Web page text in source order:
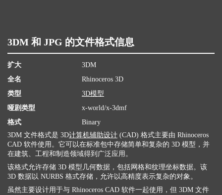
3DM 和 JPG 的文件格式信息
扩大
3DM
全名
Rhinoceros 3D
类型
3D模型
哑剧类型
x-world/x-3dmf
格式
Binary
3DM 文件格式是 3D计算机辅助设计 (CAD) 格式主要由 Rhinoceros
CAD 软件使用。它可以在标准包中存储简单和复杂的 3D 模型，并
在建筑、工程和制造领域得到广泛应用。
该格式允许存储 3D 模型几何数据，包括网格和纹理坐标数据。该
3D 数据以 NURBS 格式存储，允许以高精度表示复杂的对象。
虽然主要设计用于与 Rhinoceros CAD 软件一起使用，但 3DM 文件